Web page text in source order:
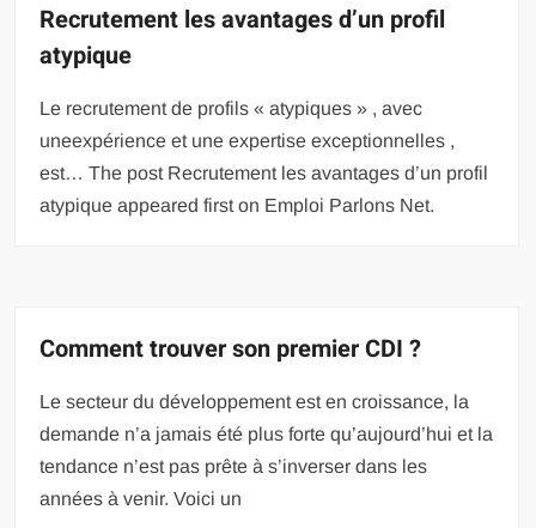
Recrutement les avantages d’un profil
atypique
Le recrutement de profils « atypiques » , avec
uneexpérience et une expertise exceptionnelles ,
est… The post Recrutement les avantages d’un profil
atypique appeared first on Emploi Parlons Net.
Comment trouver son premier CDI ?
Le secteur du développement est en croissance, la
demande n’a jamais été plus forte qu’aujourd’hui et la
tendance n’est pas prête à s’inverser dans les
années à venir. Voici un